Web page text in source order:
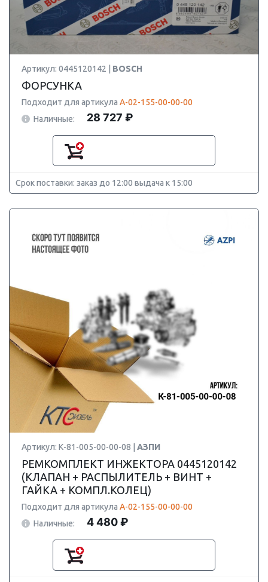
Артикул: 0445120142 | BOSCH
ФОРСУНКА
Подходит для артикула А-02-155-00-00-00
Наличные:
28 727 ₽
Срок поставки: заказ до 12:00 выдача к 15:00
Артикул: К-81-005-00-00-08 | АЗПИ
РЕМКОМПЛЕКТ ИНЖЕКТОРА 0445120142
(КЛАПАН + РАСПЫЛИТЕЛЬ + ВИНТ +
ГАЙКА + КОМПЛ.КОЛЕЦ)
Подходит для артикула А-02-155-00-00-00
Наличные:
4 480 ₽